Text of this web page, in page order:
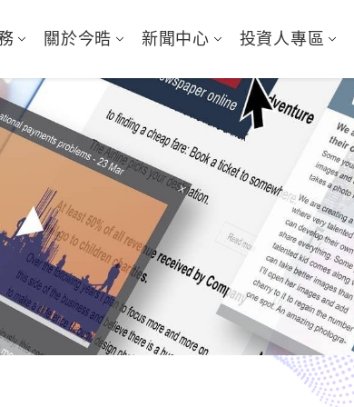
關於今晧 新聞中心 投資人專區